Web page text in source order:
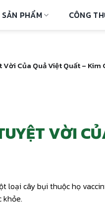
SẢN PHẨM CÔNG
Vời Của Quả Việt Quất – Kim
VỜI
loại cây bụi thuộc họ
khỏe.